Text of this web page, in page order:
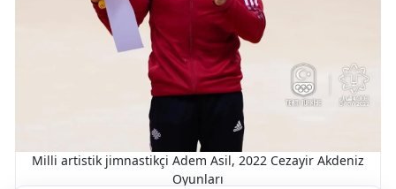
Milli artistik jimnastikçi Adem Asil, 2022 Cezayir Akdeniz
Oyunları